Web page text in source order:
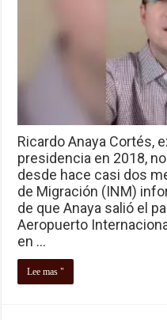
Ricardo Anaya Cortés,
presidencia en 2018,
desde hace casi dos
de Migración (INM)
de que Anaya salió el
Aeropuerto
en …
Lee mas "